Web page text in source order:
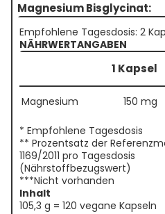
Magnesium Bisglycinat:
Empfohlene Tagesdosis: 2
NÄHRWERTANGABEN
1 Kapsel
Magnesium 150 mg
* Empfohlene Tagesdosis
** Prozentsatz der
1169/2011 pro Tagesdosis
(Nährstoffbezugswert)
***Nicht vorhanden
Inhalt
105,3 g = 120 vegane Kapseln